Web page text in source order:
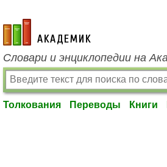
academic.ru
Словари и энциклопедии на
Толкования Переводы Книги